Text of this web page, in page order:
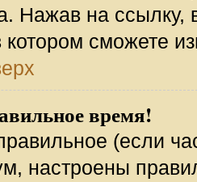
Нажав на ссылку,
котором сможете
время!
(если
настроены